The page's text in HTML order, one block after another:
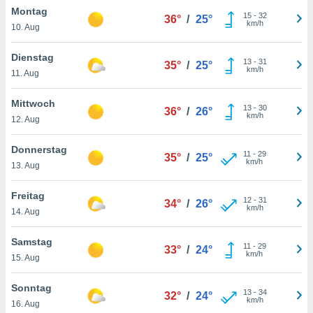
Partner
es uns
das
der
Ihnen
Inhalte
finden
. Sie
jederzeit
Sie
Montag
10. Aug
36° / 25° 15- 32
km/h
Dienstag
11. Aug
35° / 25° 13- 31
km/h
Mittwoch
12. Aug
36° / 26° 13- 30
km/h
Donnerstag
13. Aug
35° / 25° 11 - 29
km/h
Freitag
14. Aug
34° / 26° 12- 31
km/h
Samstag
15. Aug
33° / 24° 11 - 29
km/h
Sonntag
16. Aug
32° / 24° 13- 34
km/h